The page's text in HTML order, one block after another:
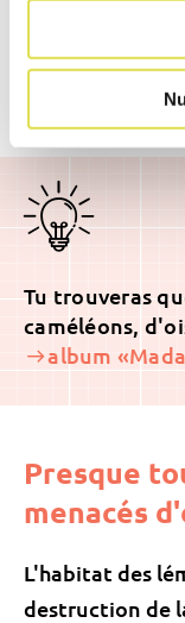
mongos) dans
été introduits
Tu trouveras
caméléons,
album
Presque
menacés
L'habitat des
destruction de